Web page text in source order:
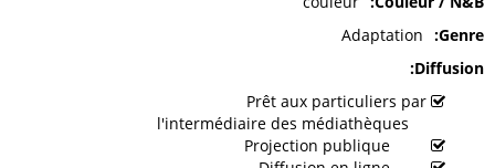
Genre
Adaptation
Diffusion
Prêt aux particuliers par
l'intermédiaire des médiathèques